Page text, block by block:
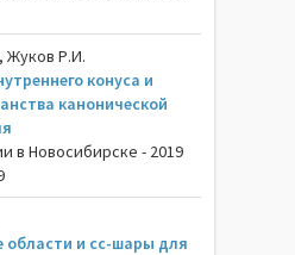
, Жуков Р.И.
конуса и
канонической
в Новосибирске - 2019
области и cc-шары для